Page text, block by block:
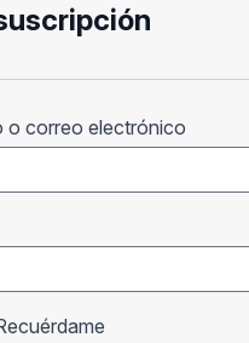
o correo electrónico